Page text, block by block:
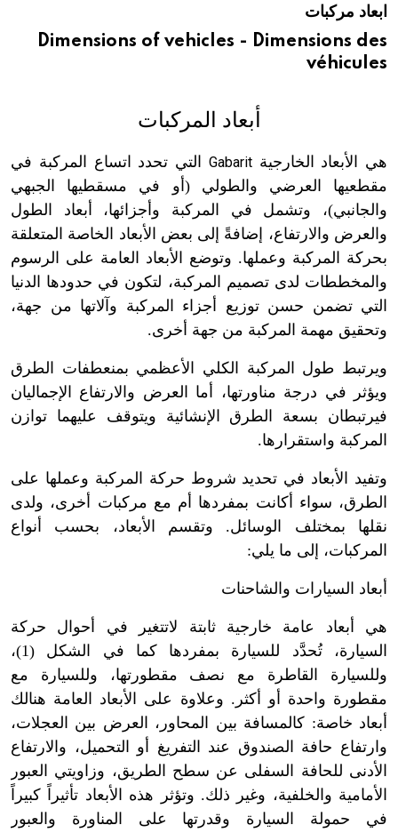
هيئة الموسوعة العربية تطلق موسوعات جديدة في عام 2026ابعاد مركبات
Dimensions of vehicles - Dimensions des
véhicules
أبعاد المركبات
هي الأبعاد الخارجيةGabarit التي تحدد اتساع المركبة في
مقطعيها العرضي والطولي (أو في مسقطيها الجبهي
والجانبي)، وتشمل في المركبة وأجزائها، أبعاد الطول
والعرض والارتفاع، إضافةً إلى بعض الأبعاد الخاصة المتعلقة
بحركة المركبة وعملها. وتوضع الأبعاد العامة على الرسوم
والمخططات لدى تصميم المركبة، لتكون في حدودها الدنيا
التي تضمن حسن توزيع أجزاء المركبة وآلاتها من جهة،
وتحقيق مهمة المركبة من جهة أخرى.
ويرتبط طول المركبة الكلي الأعظمي بمنعطفات الطرق
ويؤثر في درجة مناورتها، أما العرض والارتفاع الإجماليان
فيرتبطان بسعة الطرق الإنشائية ويتوقف عليهما توازن
المركبة واستقرارها.
وتفيد الأبعاد في تحديد شروط حركة المركبة وعملها على
الطرق، سواء أكانت بمفردها أم مع مركبات أخرى، ولدى
نقلها بمختلف الوسائل. وتقسم الأبعاد، بحسب أنواع
المركبات، إلى ما يلي:
أبعاد السيارات والشاحنات
هي أبعاد عامة خارجية ثابتة لاتتغير في أحوال حركة
السيارة، تُحدَّد للسيارة بمفردها كما في الشكل (1)،
وللسيارة القاطرة مع نصف مقطورتها، وللسيارة مع
مقطورة واحدة أو أكثر. وعلاوة على الأبعاد العامة هنالك
أبعاد خاصة: كالمسافة بين المحاور، العرض بين العجلات،
وارتفاع حافة الصندوق عند التفريغ أو التحميل، والارتفاع
الأدنى للحافة السفلى عن سطح الطريق، وزاويتي العبور
الأمامية والخلفية، وغير ذلك. وتؤثر هذه الأبعاد تأثيراً كبيراً
في حمولة السيارة وقدرتها على المناورة والعبور